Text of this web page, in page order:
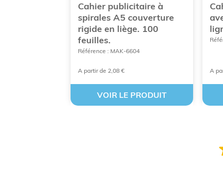
Cahier publicitaire à
spirales A5 couverture
rigide en liège. 100
feuilles.
Référence : MAK-6604
A partir de 2,08 €
VOIR LE PRODUIT
A